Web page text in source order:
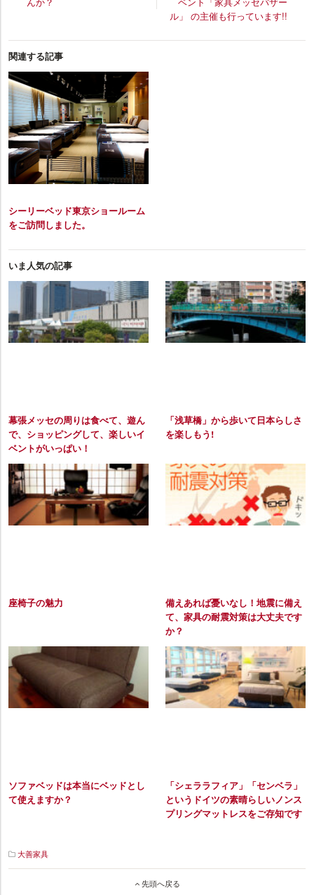
ル」 の主催も行っています!!
関連する記事
シーリーベッド東京ショールーム
をご訪問しました。
いま人気の記事
幕張メッセの周りは食べて、遊ん
で、ショッピングして、楽しいイ
ベントがいっぱい！
「浅草橋」から歩いて日本らしさ
を楽しもう!
座椅子の魅力
備えあれば憂いなし！地震に備え
て、家具の耐震対策は大丈夫です
か？
ソファベッドは本当にベッドとし
て使えますか？
「シェララフィア」「センベラ」
というドイツの素晴らしいノンス
プリングマットレスをご存知です
大善家具
先頭へ戻る